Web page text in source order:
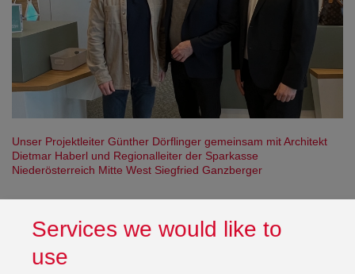
Unser Projektleiter Günther Dörflinger gemeinsam mit Architekt
Dietmar Haberl und Regionalleiter der Sparkasse
Niederösterreich Mitte West Siegfried Ganzberger
Umbau mit Weitblick: Aus Alt wird Neu
Im Zuge des Projekts wurde das bestehende Gebäude
Open
Services we would like to
use